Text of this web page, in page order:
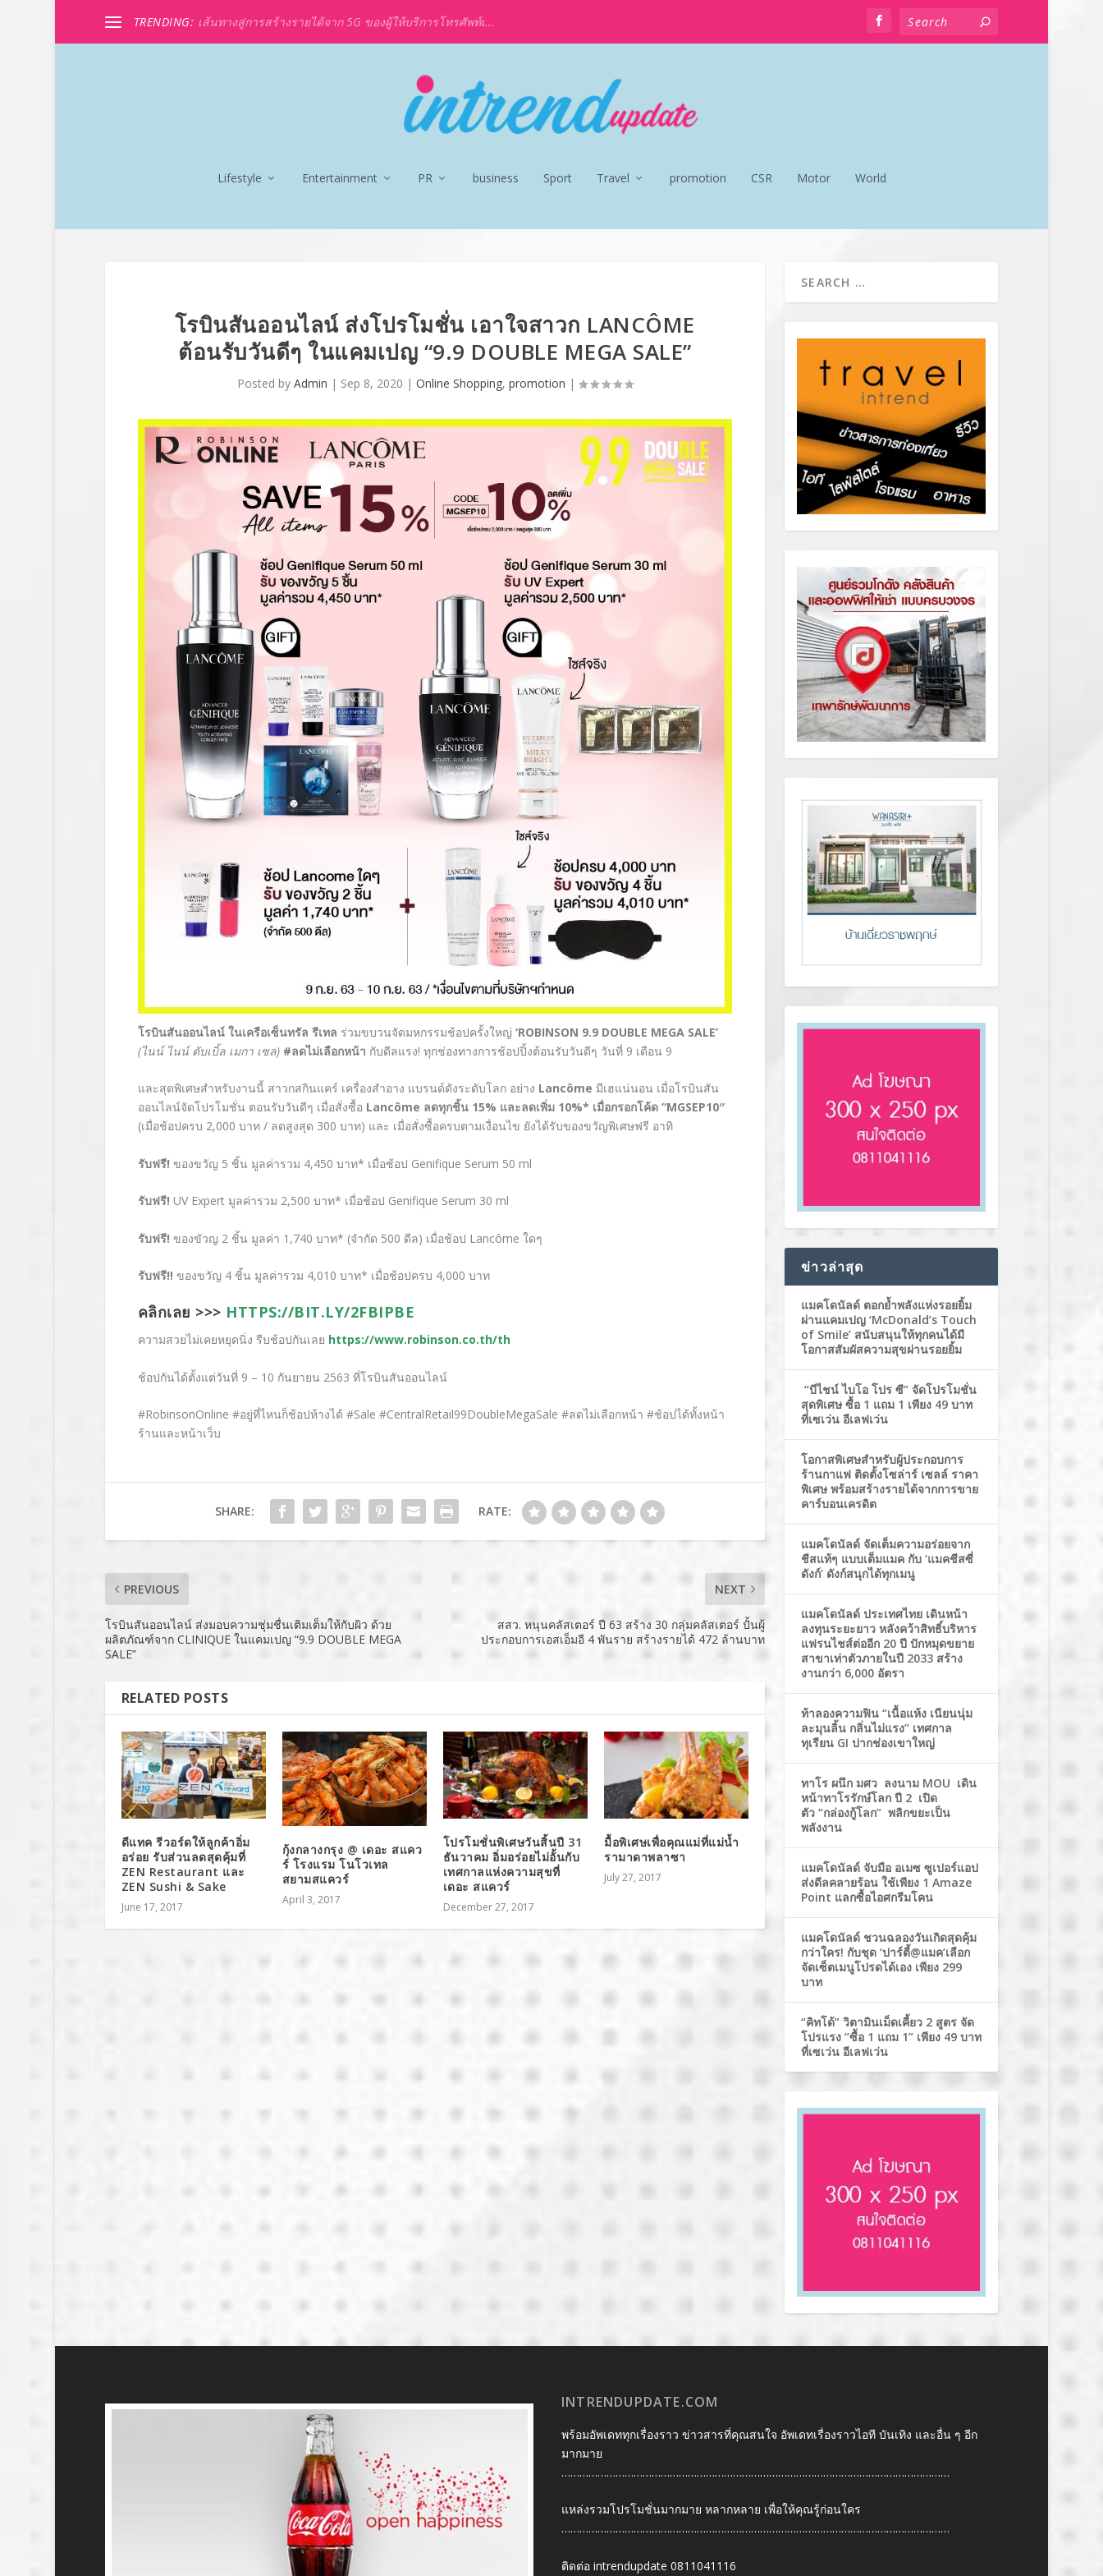
TRENDING: เส้นทางสู่การสร้างรายได้จาก 5G ของผู้ให้บริการโทรศัพท์เ...
Lifestyle Entertainment PR business Sport Travel promotion CSR Motor World
โรบินสันออนไลน์ ส่งโปรโมชั่น เอาใจสาวก LANCÔME
ต้อนรับวันดีๆ ในแคมเปญ “9.9 DOUBLE MEGA SALE”
Posted by Admin | Sep 8, 2020 | Online Shopping, promotion |
โรบินสันออนไลน์ ในเครือเซ็นทรัล รีเทล ร่วมขบวนจัดมหกรรมช้อปครั้งใหญ่ ‘ROBINSON 9.9 DOUBLE MEGA SALE’
(ไนน์ ไนน์ ดับเบิ้ล เมกา เซล) #ลดไม่เลือกหน้า กับดีลแรง! ทุกช่องทางการช้อปปิ้งต้อนรับวันดีๆ วันที่ 9 เดือน 9
และสุดพิเศษสำหรับงานนี้ สาวกสกินแคร์ เครื่องสำอาง แบรนด์ดังระดับโลก อย่าง Lancôme มีเฮแน่นอน เมื่อโรบินสัน
ออนไลน์จัดโปรโมชั่น ตอนรับวันดีๆ เมื่อสั่งซื้อ Lancôme ลดทุกชิ้น 15% และลดเพิ่ม 10%* เมื่อกรอกโค้ด “MGSEP10″
(เมื่อช้อปครบ 2,000 บาท / ลดสูงสุด 300 บาท) และ เมื่อสั่งซื้อครบตามเงื่อนไข ยังได้รับของขวัญพิเศษฟรี อาทิ
รับฟรี! ของขวัญ 5 ชิ้น มูลค่ารวม 4,450 บาท* เมื่อช้อป Genifique Serum 50 ml
รับฟรี! UV Expert มูลค่ารวม 2,500 บาท* เมื่อช้อป Genifique Serum 30 ml
รับฟรี! ของขัวญ 2 ชิ้น มูลค่า 1,740 บาท* (จำกัด 500 ดีล) เมื่อช้อป Lancôme ใดๆ
รับฟรี‼ ของขวัญ 4 ชิ้น มูลค่ารวม 4,010 บาท* เมื่อช้อปครบ 4,000 บาท
คลิกเลย >>> HTTPS://BIT.LY/2FBIPBE
ความสวยไม่เคยหยุดนิ่ง รีบช้อปกันเลย https://www.robinson.co.th/th
ช้อปกันได้ตั้งแต่วันที่ 9 – 10 กันยายน 2563 ที่โรบินสันออนไลน์
#RobinsonOnline #อยู่ที่ไหนก็ช้อปห้างได้ #Sale #CentralRetail99DoubleMegaSale #ลดไม่เลือกหน้า #ช้อปได้ทั้งหน้า
ร้านและหน้าเว็บ
SHARE: RATE:
PREVIOUS
โรบินสันออนไลน์ ส่งมอบความชุ่มชื่นเติมเต็มให้กับผิว ด้วย
ผลิตภัณฑ์จาก CLINIQUE ในแคมเปญ “9.9 DOUBLE MEGA
SALE”
NEXT
สสว. หนุนคลัสเตอร์ ปี 63 สร้าง 30 กลุ่มคลัสเตอร์ ปั้นผู้
ประกอบการเอสเอ็มอี 4 พันราย สร้างรายได้ 472 ล้านบาท
RELATED POSTS
ดีแทค รีวอร์ดให้ลูกค้าอิ่ม
อร่อย รับส่วนลดสุดคุ้มที่
ZEN Restaurant และ
ZEN Sushi & Sake
June 17, 2017
กุ้งกลางกรุง @ เดอะ สแคว
ร์ โรงแรม โนโวเทล
สยามสแควร์
April 3, 2017
โปรโมชั่นพิเศษวันสิ้นปี 31
ธันวาคม อิ่มอร่อยไม่อั้นกับ
เทศกาลแห่งความสุขที่
เดอะ สแควร์
December 27, 2017
มื้อพิเศษเพื่อคุณแม่ที่แม่น้ำ
รามาดาพลาซา
July 27, 2017
ข่าวล่าสุด
แมคโดนัลด์ ตอกย้ำพลังแห่งรอยยิ้ม
ผ่านแคมเปญ ‘McDonald’s Touch
of Smile’ สนับสนุนให้ทุกคนได้มี
โอกาสสัมผัสความสุขผ่านรอยยิ้ม
“บีไชน์ ไบโอ โปร ซี” จัดโปรโมชั่น
สุดพิเศษ ซื้อ 1 แถม 1 เพียง 49 บาท
ที่เซเว่น อีเลฟเว่น
โอกาสพิเศษสำหรับผู้ประกอบการ
ร้านกาแฟ ติดตั้งโซล่าร์ เซลล์ ราคา
พิเศษ พร้อมสร้างรายได้จากการขาย
คาร์บอนเครดิต
แมคโดนัลด์ จัดเต็มความอร่อยจาก
ชีสแท้ๆ แบบเต็มแมค กับ ‘แมคชีสซี่
ดังก์’ ดังก์สนุกได้ทุกเมนู
แมคโดนัลด์ ประเทศไทย เดินหน้า
ลงทุนระยะยาว หลังคว้าสิทธิ์บริหาร
แฟรนไชส์ต่ออีก 20 ปี ปักหมุดขยาย
สาขาเท่าตัวภายในปี 2033 สร้าง
งานกว่า 6,000 อัตรา
ท้าลองความฟิน “เนื้อแห้ง เนียนนุ่ม
ละมุนลิ้น กลิ่นไม่แรง” เทศกาล
ทุเรียน GI ปากช่องเขาใหญ่
ทาโร ผนึก มศว ลงนาม MOU เดิน
หน้าทาโรรักษ์โลก ปี 2 เปิด
ตัว “กล่องกู้โลก” พลิกขยะเป็น
พลังงาน
แมคโดนัลด์ จับมือ อเมซ ซูเปอร์แอป
ส่งดีลคลายร้อน ใช้เพียง 1 Amaze
Point แลกซื้อไอศกรีมโคน
แมคโดนัลด์ ชวนฉลองวันเกิดสุดคุ้ม
กว่าใคร! กับชุด ‘ปาร์ตี้@แมค’เลือก
จัดเซ็ตเมนูโปรดได้เอง เพียง 299
บาท
“คิทโด้” วิตามินเม็ดเคี้ยว 2 สูตร จัด
โปรแรง “ซื้อ 1 แถม 1” เพียง 49 บาท
ที่เซเว่น อีเลฟเว่น
INTRENDUPDATE.COM
พร้อมอัพเดททุกเรื่องราว ข่าวสารที่คุณสนใจ อัพเดทเรื่องราวไอที บันเทิง และอื่น ๆ อีก
มากมาย
…………………………………………………………………………………………………………………
แหล่งรวมโปรโมชั่นมากมาย หลากหลาย เพื่อให้คุณรู้ก่อนใคร
…………………………………………………………………………………………………………………
ติดต่อ intrendupdate 0811041116